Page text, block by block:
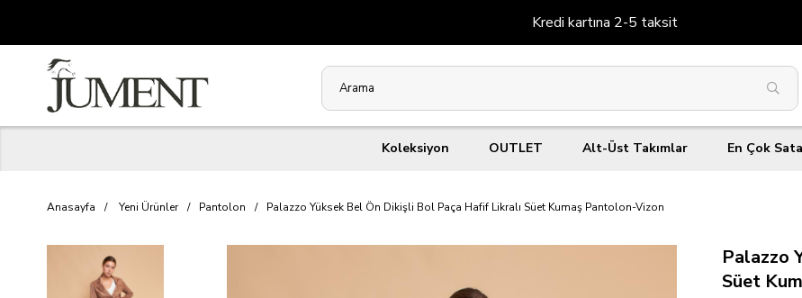
Kredi kartına 2-5 taksit
Koleksiyon OUTLET Alt-Üst Takımlar En Çok
Anasayfa Yeni Ürünler Pantolon Palazzo Yüksek Bel Ön Dikişli Bol Paça Hafif Likralı Süet Kumaş Pantolon-Vizon
Palazzo
Süet